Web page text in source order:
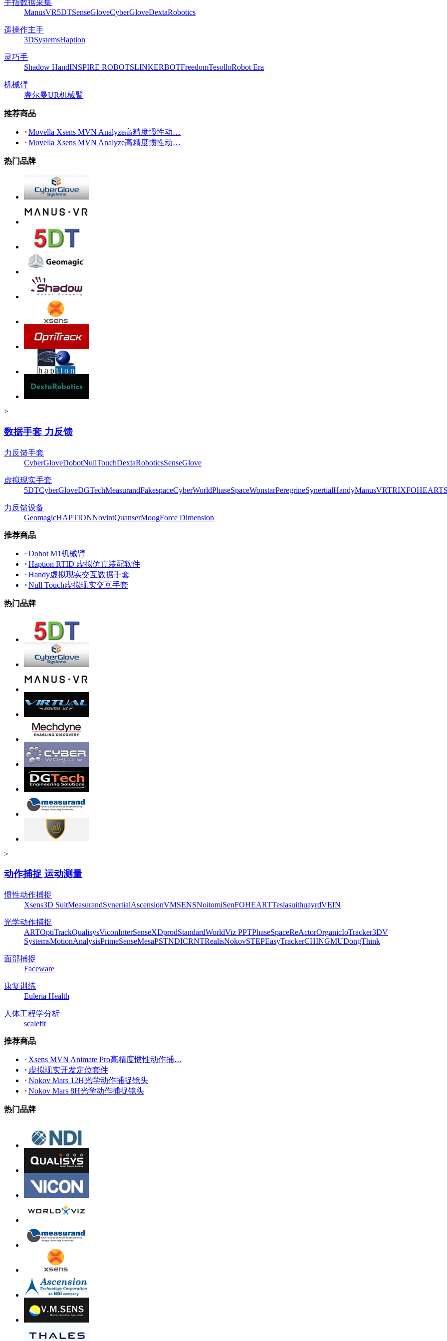
手指数据采集
ManusVR5DTSenseGloveCyberGloveDextaRobotics
遥操作主手
3DSystemsHaption
灵巧手
Shadow HandINSPIRE ROBOTSLINKERBOTFreedomTesolloRobot Era
机械臂
睿尔曼UR机械臂
推荐商品
Movella Xsens MVN Analyze高精度惯性动…
Movella Xsens MVN Analyze高精度惯性动…
热门品牌
>
数据手套 力反馈
力反馈手套
CyberGloveDobotNullTouchDextaRoboticsSenseGlove
虚拟现实手套
5DTCyberGloveDGTechMeasurandFakespaceCyberWorldPhaseSpaceWonstarPeregrineSynertialHandyManusVRTRIXFOHEART
力反馈设备
GeomagicHAPTIONNovintQuanserMoogForce Dimension
推荐商品
Dobot M1机械臂
Haption RTID 虚拟仿真装配软件
Handy虚拟现实交互数据手套
Null Touch虚拟现实交互手套
热门品牌
>
动作捕捉 运动测量
惯性动作捕捉
Xsens3D SuitMeasurandSynertialAscensionVMSENSNoitomiSenFOHEARTTeslasuithuayrdVEIN
光学动作捕捉
ARTOptiTrackQualisysViconInterSenseXDprodStandardWorldViz PPTPhaseSpaceReActorOrganicIoTracker3DV
SystemsMotionAnalysisPrimeSenseMesaPSTNDICRNTRealisNokovSTEPEasyTrackerCHINGMUDongThink
面部捕捉
Faceware
康复训练
Euleria Health
人体工程学分析
scalefit
推荐商品
Xsens MVN Animate Pro高精度惯性动作捕…
虚拟现实开发定位套件
Nokov Mars 12H光学动作捕捉镜头
Nokov Mars 8H光学动作捕捉镜头
热门品牌